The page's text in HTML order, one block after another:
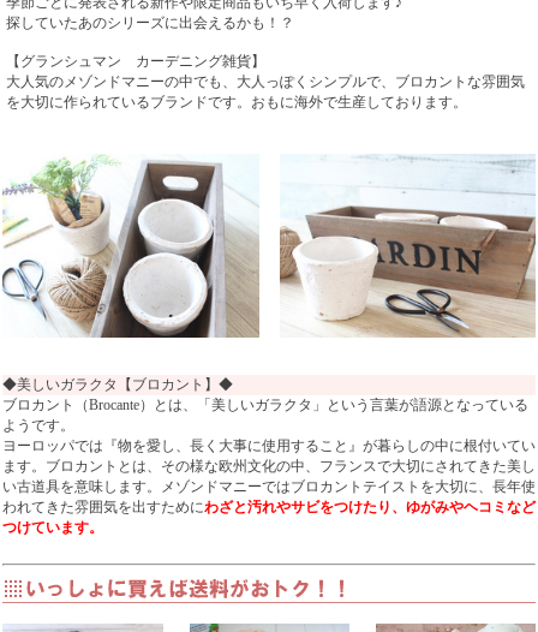
探していたあのシリーズに出会えるかも！？
【グランシュマン カーデニング雑貨】
大人気のメゾンドマニーの中でも、大人っぽくシンプルで、ブロカントな雰囲気
を大切に作られているブランドです。おもに海外で生産しております。
◆美しいガラクタ【ブロカント】◆
ブロカント（Brocante）とは、「美しいガラクタ」という言葉が語源となっている
ようです。
ヨーロッパでは『物を愛し、長く大事に使用すること』が暮らしの中に根付いてい
ます。ブロカントとは、その様な欧州文化の中、フランスで大切にされてきた美し
い古道具を意味します。メゾンドマニーではブロカントテイストを大切に、長年使
われてきた雰囲気を出すためにわざと汚れやサビをつけたり、ゆがみやヘコミなど
つけています。